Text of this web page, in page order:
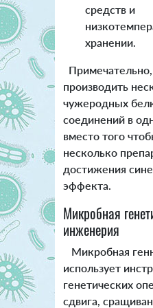
средств и
хранении.
производить
чужеродных
соединений в
вместо того
несколько
достижения
эффекта.
Микробная
инженерия
Микробная
использует
генетических
сдвига,